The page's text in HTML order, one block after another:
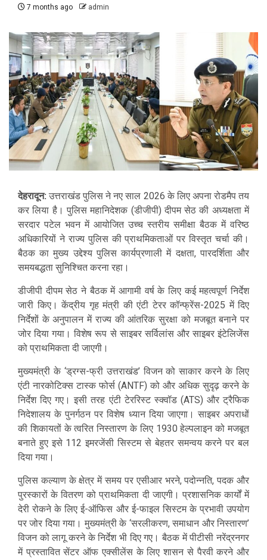
7 months ago admin
देहरादून: उत्तराखंड पुलिस ने नए साल 2026 के लिए अपना रोडमैप तय
कर लिया है। पुलिस महानिदेशक (डीजीपी) दीपम सेठ की अध्यक्षता में
सरदार पटेल भवन में आयोजित उच्च स्तरीय समीक्षा बैठक में वरिष्ठ
अधिकारियों ने राज्य पुलिस की प्राथमिकताओं पर विस्तृत चर्चा की।
बैठक का मुख्य उद्देश्य पुलिस कार्यप्रणाली में दक्षता, पारदर्शिता और
समयबद्धता सुनिश्चित करना रहा।
डीजीपी दीपम सेठ ने बैठक में आगामी वर्ष के लिए कई महत्वपूर्ण निर्देश
जारी किए। केंद्रीय गृह मंत्री की एंटी टेरर कॉन्फ्रेंस-2025 में दिए
निर्देशों के अनुपालन में राज्य की आंतरिक सुरक्षा को मजबूत बनाने पर
जोर दिया गया। विशेष रूप से साइबर सर्विलांस और साइबर इंटेलिजेंस
को प्राथमिकता दी जाएगी।
मुख्यमंत्री के ‘ड्रग्स-फ्री उत्तराखंड’ विजन को साकार करने के लिए
एंटी नारकोटिक्स टास्क फोर्स (ANTF) को और अधिक सुदृढ़ करने के
निर्देश दिए गए। इसी तरह एंटी टेररिस्ट स्क्वॉड (ATS) और ट्रैफिक
निदेशालय के पुनर्गठन पर विशेष ध्यान दिया जाएगा। साइबर अपराधों
की शिकायतों के त्वरित निस्तारण के लिए 1930 हेल्पलाइन को मजबूत
बनाते हुए इसे 112 इमरजेंसी सिस्टम से बेहतर समन्वय करने पर बल
दिया गया।
पुलिस कल्याण के क्षेत्र में समय पर एसीआर भरने, पदोन्नति, पदक और
पुरस्कारों के वितरण को प्राथमिकता दी जाएगी। प्रशासनिक कार्यों में
देरी रोकने के लिए ई-ऑफिस और ई-फाइल सिस्टम के प्रभावी उपयोग
पर जोर दिया गया। मुख्यमंत्री के ‘सरलीकरण, समाधान और निस्तारण’
विजन को लागू करने के निर्देश भी दिए गए। बैठक में पीटीसी नरेंद्रनगर
में प्रस्तावित सेंटर ऑफ एक्सीलेंस के लिए शासन से पैरवी करने और